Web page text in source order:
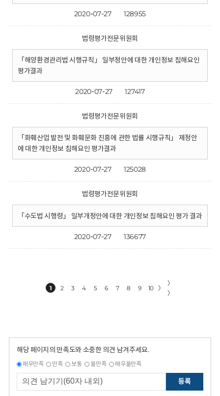
2020-07-27 128955
법령평가전문위원회
「해양환경관리법 시행규칙」 일부정안에 대한 개인정보 침해요인
평가결과
2020-07-27 127417
법령평가전문위원회
「화훼산업 발전 및 화훼문화 진흥에 관한 법률 시행규칙」 제정안
에 대한 개인정보 침해요인 평가결과
2020-07-27 125028
법령평가전문위원회
「수도법 시행령」 일부개정안에 대한 개인정보 침해요인 평가 결과
2020-07-27 136677
1 2 3 4 5 6 7 8 9 10 〉
〉
〉
해당 페이지의 만족도와 소중한 의견 남겨주세요.
매우만족 만족 보통 불만족 매우불만족
등록